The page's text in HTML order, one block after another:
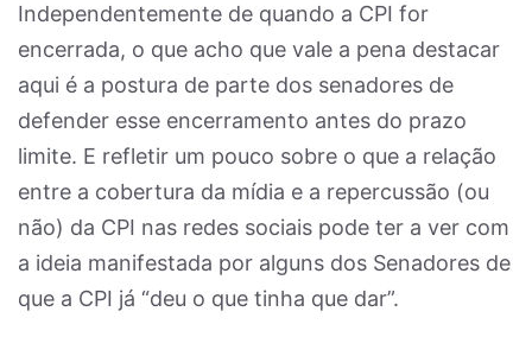
Independentemente de quando a CPI for
encerrada, o que acho que vale a pena destacar
aqui é a postura de parte dos senadores de
defender esse encerramento antes do prazo
limite. E refletir um pouco sobre o que a relação
entre a cobertura da mídia e a repercussão (ou
não) da CPI nas redes sociais pode ter a ver com
a ideia manifestada por alguns dos Senadores de
que a CPI já “deu o que tinha que dar”.